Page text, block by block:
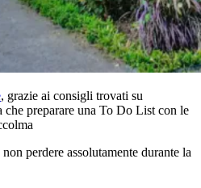
, grazie ai consigli trovati su
preparare una To Do List con le
perdere assolutamente durante la